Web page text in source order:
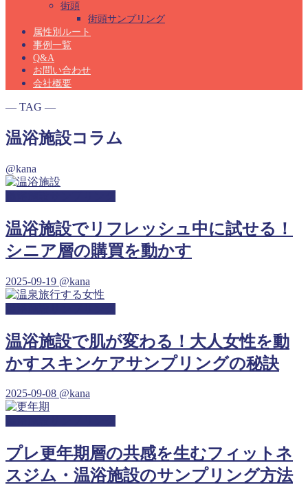
街頭
街頭サンプリング
属性別ルート
事例一覧
Q&A
お問い合わせ
会社概要
― TAG ―
温浴施設コラム
@kana
温浴施設でリフレッシュ中に試せる！
シニア層の購買を動かす
2025-09-19 @kana
温浴施設で肌が変わる！大人女性を動
かすスキンケアサンプリングの秘訣
2025-09-08 @kana
プレ更年期層の共感を生むフィットネ
スジム・温浴施設のサンプリング方法